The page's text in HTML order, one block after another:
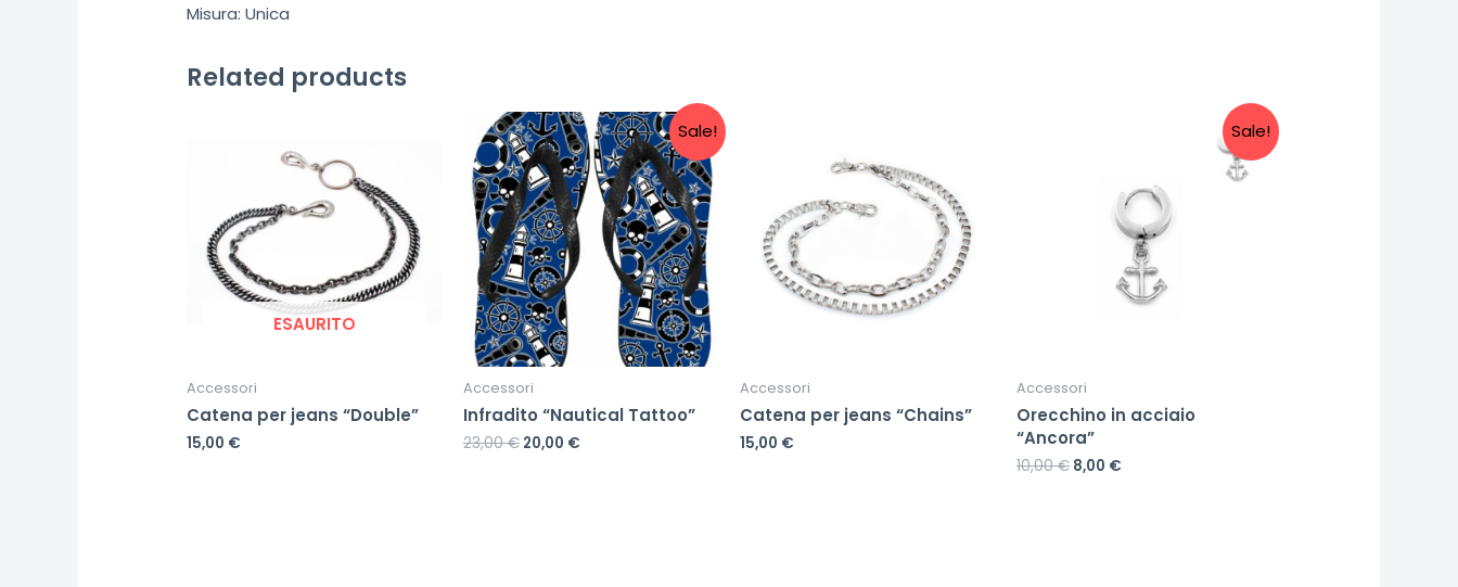
Misura: Unica
Related products
ESAURITO
Accessori
Catena per jeans “Double”
15,00 €
Sale!
Accessori
Infradito “Nautical Tattoo”
23,00€ 20,00 €
Accessori
Catena per jeans “Chains”
15,00 €
Sale!
Accessori
Orecchino in acciaio
“Ancora”
10,00€ 8,00 €